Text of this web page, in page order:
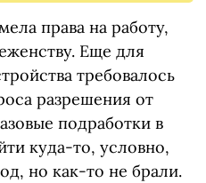
права на работу,
Еще для
требовалось
разрешения от
подработки в
куда-то, условно,
но как-то не брали.